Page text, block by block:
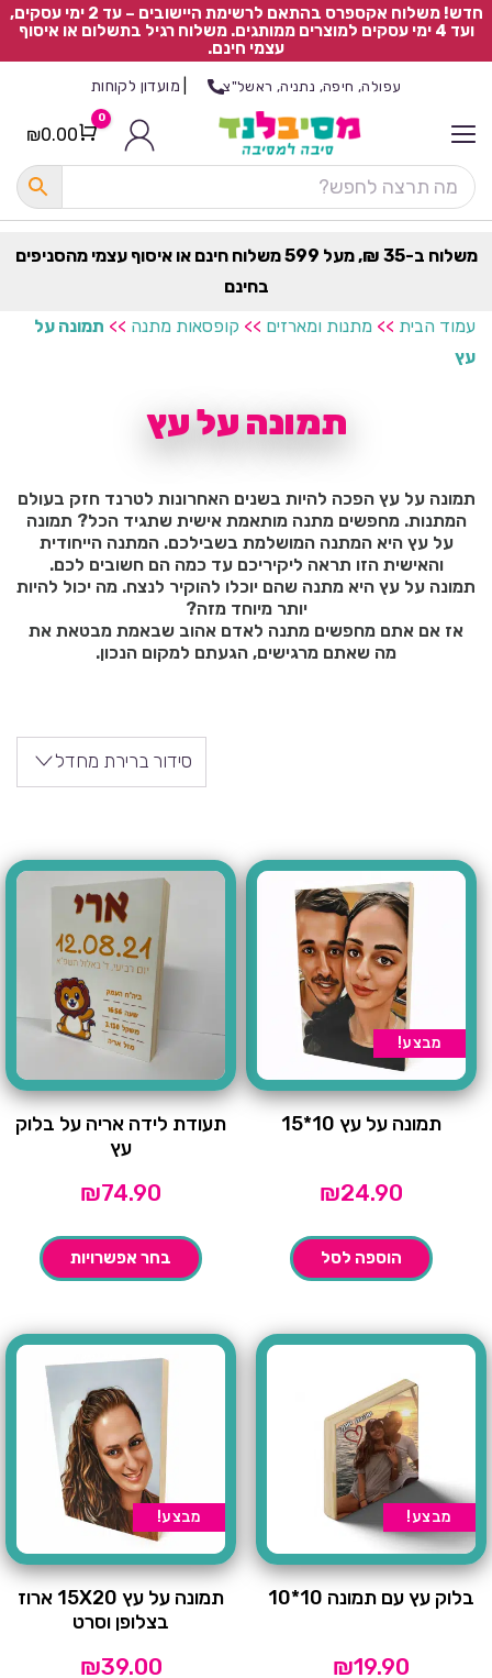
חדש! משלוח אקספרס בהתאם לרשימת היישובים – עד 2 ימי עסקים,
ועד 4 ימי עסקים למוצרים ממותגים. משלוח רגיל בתשלום או איסוף
עצמי חינם.
עפולה, חיפה, נתניה, ראשל"צ מועדון לקוחות
Cart
0
₪0.00
משלוח ב-35 ₪, מעל 599 משלוח חינם או איסוף עצמי מהסניפים
בחינם
עמוד הבית >> מתנות ומארזים >> קופסאות מתנה >> תמונה על
עץ
תמונה על עץ
תמונה על עץ הפכה להיות בשנים האחרונות לטרנד חזק בעולם
המתנות. מחפשים מתנה מותאמת אישית שתגיד הכל? תמונה
על עץ היא המתנה המושלמת בשבילכם. המתנה הייחודית
והאישית הזו תראה ליקיריכם עד כמה הם חשובים לכם.
תמונה על עץ היא מתנה שהם יוכלו להוקיר לנצח. מה יכול להיות
יותר מיוחד מזה?
אז אם אתם מחפשים מתנה לאדם אהוב שבאמת מבטאת את
מה שאתם מרגישים, הגעתם למקום הנכון.
סידור ברירת מחדל
מבצע!
תמונה על עץ 10*15
₪24.90
הוספה לסל
תעודת לידה אריה על בלוק
עץ
₪74.90
בחר אפשרויות
מבצע!
בלוק עץ עם תמונה 10*10
₪19.90
מבצע!
תמונה על עץ 15X20 ארוז
בצלופן וסרט
₪39.00